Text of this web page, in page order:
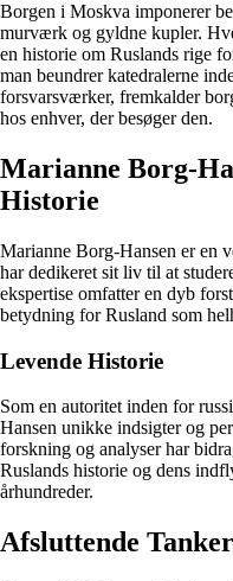
Borgen i Moskva imponerer
murværk og gyldne kupler.
en historie om Ruslands rige
man beundrer katedralerne
forsvarsværker, fremkalder
hos enhver, der besøger den.
Marianne Borg-
Historie
Marianne Borg-Hansen er en
har dedikeret sit liv til at
ekspertise omfatter en dyb
betydning for Rusland som
Levende Historie
Som en autoritet inden for
Hansen unikke indsigter og
forskning og analyser har
Ruslands historie og dens
århundreder.
Afsluttende Tanker